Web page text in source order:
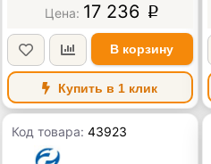
17 236 p
В корзину
Купить в 1 клик
Код товара:43923